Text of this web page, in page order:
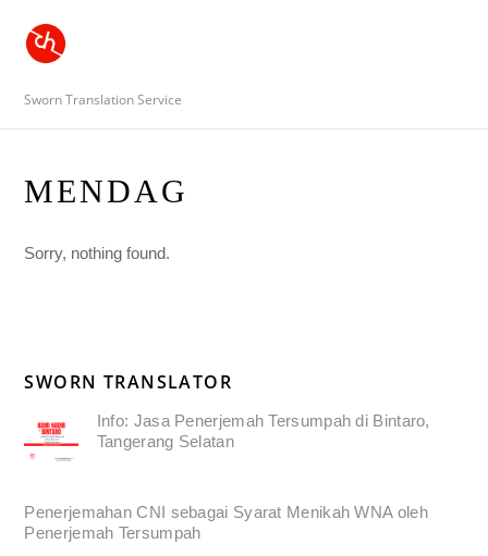
Sworn Translation Service
MENDAG
Sorry, nothing found.
SWORN TRANSLATOR
Info: Jasa Penerjemah Tersumpah di Bintaro,
Tangerang Selatan
Penerjemahan CNI sebagai Syarat Menikah WNA oleh
Penerjemah Tersumpah